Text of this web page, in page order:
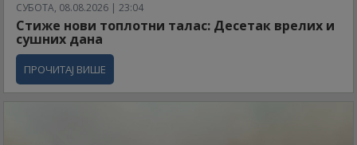
СУБОТА, 08.08.2026 | 23:04
Стиже нови топлотни талас: Десетак врелих и
сушних дана
ПРОЧИТАЈ ВИШЕ